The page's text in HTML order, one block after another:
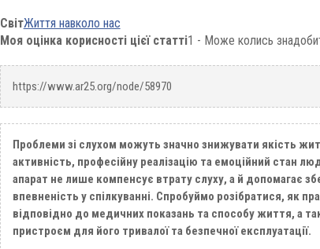
СвітЖиття навколо нас
Моя оцінка корисності цієї статті1 - Може колись
https://www.ar25.org/node/58970
Проблеми зі слухом можуть значно знижувати якість
активність, професійну реалізацію та емоційний стан
апарат не лише компенсує втрату слуху, а й допомагає
впевненість у спілкуванні. Спробуймо розібратися, як
відповідно до медичних показань та способу життя, а
пристроєм для його тривалої та безпечної експлуатації.